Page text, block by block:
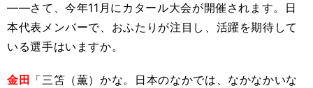
――さて、今年11月にカタール大会が開催されます。日
本代表メンバーで、おふたりが注目し、活躍を期待して
いる選手はいますか。
金田 「三笘（薫）かな。日本のなかでは、なかなかいな